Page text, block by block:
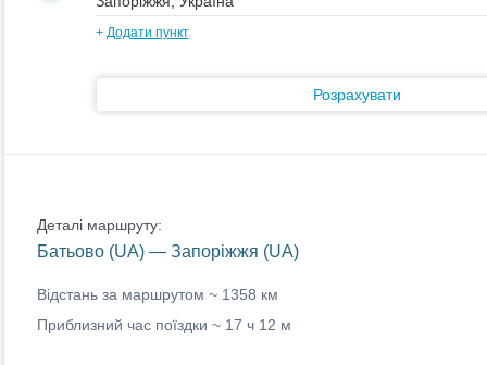
+ Додати пункт
Розрахувати
Деталі маршруту:
Батьово (UA) — Запоріжжя (UA)
Відстань за маршрутом ~ 1358 км
Приблизний час поїздки ~ 17 ч 12 м